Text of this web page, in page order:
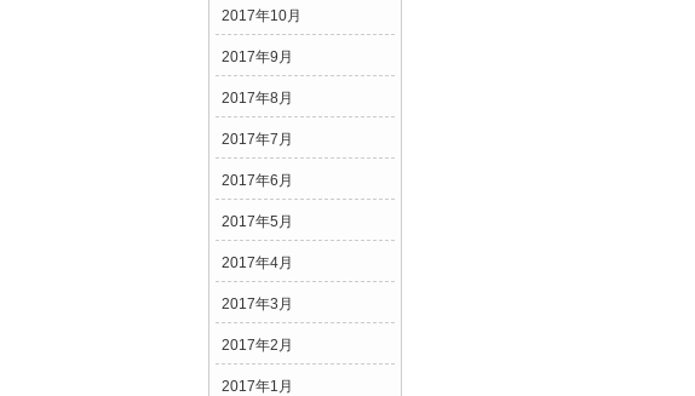
2017年10月
2017年9月
2017年8月
2017年7月
2017年6月
2017年5月
2017年4月
2017年3月
2017年2月
2017年1月